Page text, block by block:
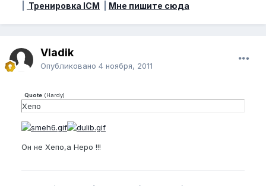
Тренировка ICM Мне пишите сюда
Vladik
Опубликовано 4 ноября, 2011
Quote (Hardy)
Хепо
Он не Хепо,а Неро !!!